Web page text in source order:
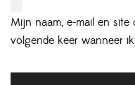
Mijn naam, e-mail en
volgende keer wanneer